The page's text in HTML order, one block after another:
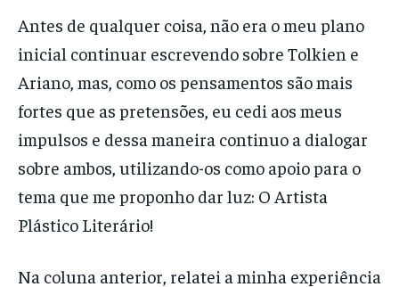
Antes de qualquer coisa, não era o meu plano
inicial continuar escrevendo sobre Tolkien e
Ariano, mas, como os pensamentos são mais
fortes que as pretensões, eu cedi aos meus
impulsos e dessa maneira continuo a dialogar
sobre ambos, utilizando-os como apoio para o
tema que me proponho dar luz: O Artista
Plástico Literário!
Na coluna anterior, relatei a minha experiência